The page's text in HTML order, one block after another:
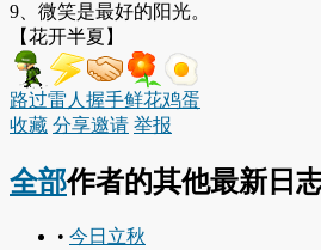
9、微笑是最好的阳光。
【花开半夏】
路过雷人 握手鲜花鸡蛋
收藏 分享邀请 举报
全部作者的其他最新日
• 今日立秋